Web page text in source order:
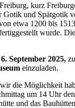
kurz
Gotik und Spätgotik
etwa 1200 bis
wurde.
6. September 2025,
einzuladen.
die Möglichkeit
um 14 Uhr
und das